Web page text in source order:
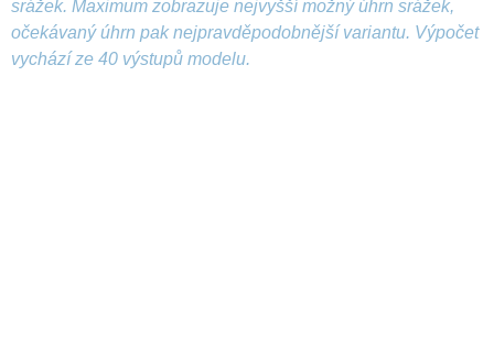
srážek. Maximum zobrazuje nejvyšší možný úhrn srážek,
očekávaný úhrn pak nejpravděpodobnější variantu. Výpočet
vychází ze 40 výstupů modelu.